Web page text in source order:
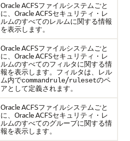
Oracle ACFSファイルシステムごと
に、Oracle ACFSセキュリティ・レ
ルムのすべてのレルムに関する情報
を表示します。
Oracle ACFSファイルシステムごと
に、Oracle ACFSセキュリティ・レ
ルムのすべてのフィルタに関する情
報を表示します。フィルタは、レル
ム内でcommandrule/rulesetのペ
アとして定義されます。
Oracle ACFSファイルシステムごと
に、Oracle ACFSセキュリティ・レ
ルムのすべてのグループに関する情
報を表示します。